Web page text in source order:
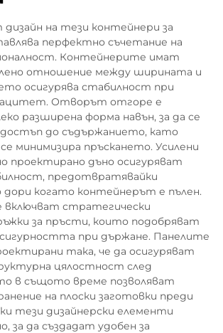
на тези контейнери за
перфектно съчетание на
Контейнерите имат
отношение между ширината и
осигурява стабилност при
Отворът отгоре е
разширена форма навън, за да се
достъп до съдържанието, като
минимизира пръскането. Усилени
проектирано дъно осигуряват
предотвратявайки
когато контейнерът е пълен.
стратегически
за пръсти, които подобряват
при държане. Панелите
така, че да осигуряват
цялостност след
в същото време позволяват
на плоски заготовки преди
тези дизайнерски елементи
за да създадат удобен за